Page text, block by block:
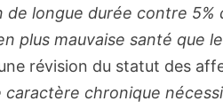
longue durée contre
plus mauvaise santé que
révision du statut des
chronique